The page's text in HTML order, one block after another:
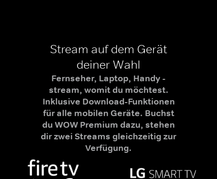
Stream auf dem Gerät
deiner Wahl
Fernseher, Laptop, Handy -
stream, womit du möchtest.
Inklusive Download-Funktionen
für alle mobilen Geräte. Buchst
du WOW Premium dazu, stehen
dir zwei Streams gleichzeitig zur
Verfügung.